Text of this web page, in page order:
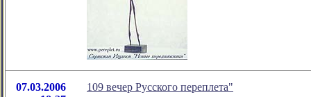
07.03.2006
109 вечер Русского переплета"